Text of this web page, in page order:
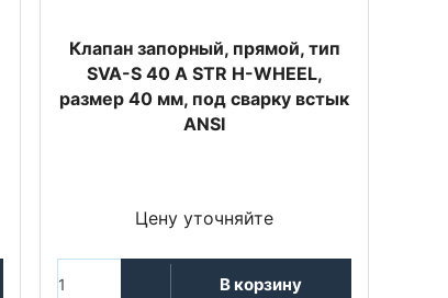
Клапан запорный, прямой, тип
SVA-S 40 A STR H-WHEEL,
размер 40 мм, под сварку встык
ANSI
Цену уточняйте
В корзину